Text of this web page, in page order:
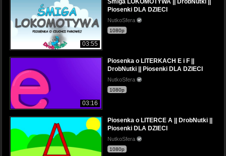
03:55
Śmiga LOKOMOTYWA || DrobNutki ||
Piosenki DLA DZIECI
NutkoSfera
1080p
03:16
Piosenka o LITERKACH E i F ||
DrobNutki || Piosenki DLA DZIECI
NutkoSfera
1080p
Piosenka o LITERCE A || DrobNutki ||
Piosenki DLA DZIECI
NutkoSfera
1080p